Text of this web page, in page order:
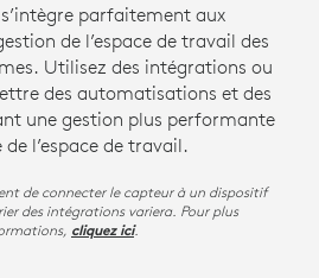
parfaitement aux
de l’espace de travail des
Utilisez des intégrations ou
nécessiter une licence de
des automatisations et des
une gestion plus performante
l’espace de travail.
de connecter le capteur à un dispositif
des intégrations variera. Pour plus
cliquez ici.